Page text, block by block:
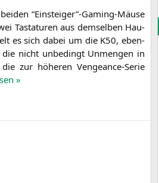
“Einsteiger”-Gaming-Mäuse
Tas­ta­tu­ren aus dem­sel­ben Hau­
es sich dabei um die K50, eben­
nicht unbe­dingt Unmen­gen in
zur höhe­ren Ven­ge­an­ce-Serie
»